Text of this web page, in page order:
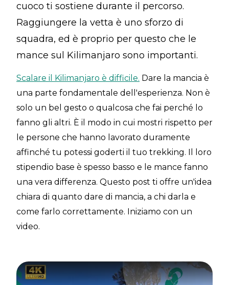
cuoco ti sostiene durante il percorso.
Raggiungere la vetta è uno sforzo di
squadra, ed è proprio per questo che le
mance sul Kilimanjaro sono importanti.
Scalare il Kilimanjaro è difficile. Dare la mancia è
una parte fondamentale dell'esperienza. Non è
solo un bel gesto o qualcosa che fai perché lo
fanno gli altri. È il modo in cui mostri rispetto per
le persone che hanno lavorato duramente
affinché tu potessi goderti il tuo trekking. Il loro
stipendio base è spesso basso e le mance fanno
una vera differenza. Questo post ti offre un'idea
chiara di quanto dare di mancia, a chi darla e
come farlo correttamente. Iniziamo con un
video.